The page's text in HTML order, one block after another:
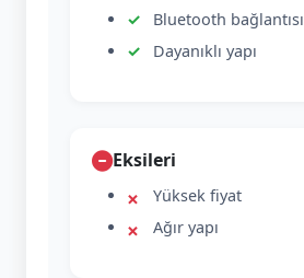
Bluetooth bağlantısı
Dayanıklı yapı
Eksileri
Yüksek fiyat
Ağır yapı